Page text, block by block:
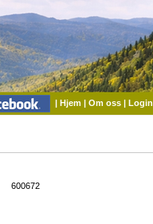
| Hjem | Om oss | Login
600672